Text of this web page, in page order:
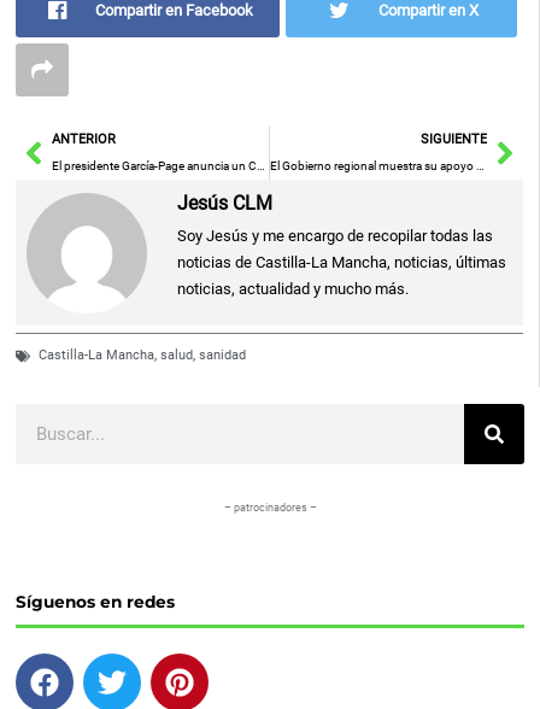
Compartir en Facebook Compartir en X
AntANTERIOR
El presidente García-Page anuncia un Contrato-Programa con la Universidad regional que otorgará “firmeza y solvencia a una Institución capital para Castilla-La Mancha”
SIGUIENTE
El Gobierno regional muestra su apoyo a los festivales de cine corto por impulsar lo mejor de la cultura popular de Castilla-La Mancha
Jesús CLM
Soy Jesús y me encargo de recopilar todas las
noticias de Castilla-La Mancha, noticias, últimas
noticias, actualidad y mucho más.
Castilla-La Mancha,salud,sanidad
– patrocinadores –
Síguenos en redes
F
a
T
w
P
i